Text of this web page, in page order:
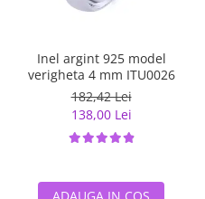
Inel argint 925 model
verigheta 4 mm ITU0026
182,42 Lei
138,00 Lei